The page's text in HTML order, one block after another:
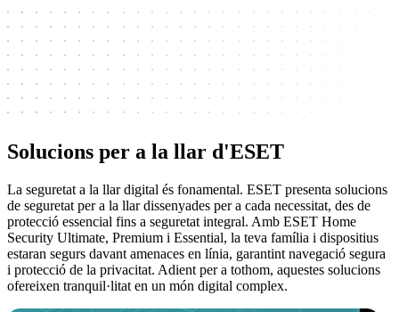
Solucions per a la llar d'ESET
La seguretat a la llar digital és fonamental. ESET presenta solucions
de seguretat per a la llar dissenyades per a cada necessitat, des de
protecció essencial fins a seguretat integral. Amb ESET Home
Security Ultimate, Premium i Essential, la teva família i dispositius
estaran segurs davant amenaces en línia, garantint navegació segura
i protecció de la privacitat. Adient per a tothom, aquestes solucions
ofereixen tranquil·litat en un món digital complex.